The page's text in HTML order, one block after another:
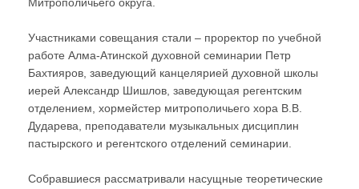
Митрополичьего округа.
Участниками совещания стали – проректор по учебной
работе Алма-Атинской духовной семинарии Петр
Бахтияров, заведующий канцелярией духовной школы
иерей Александр Шишлов, заведующая регентским
отделением, хормейстер митрополичьего хора В.В.
Дударева, преподаватели музыкальных дисциплин
пастырского и регентского отделений семинарии.
Собравшиеся рассматривали насущные теоретические